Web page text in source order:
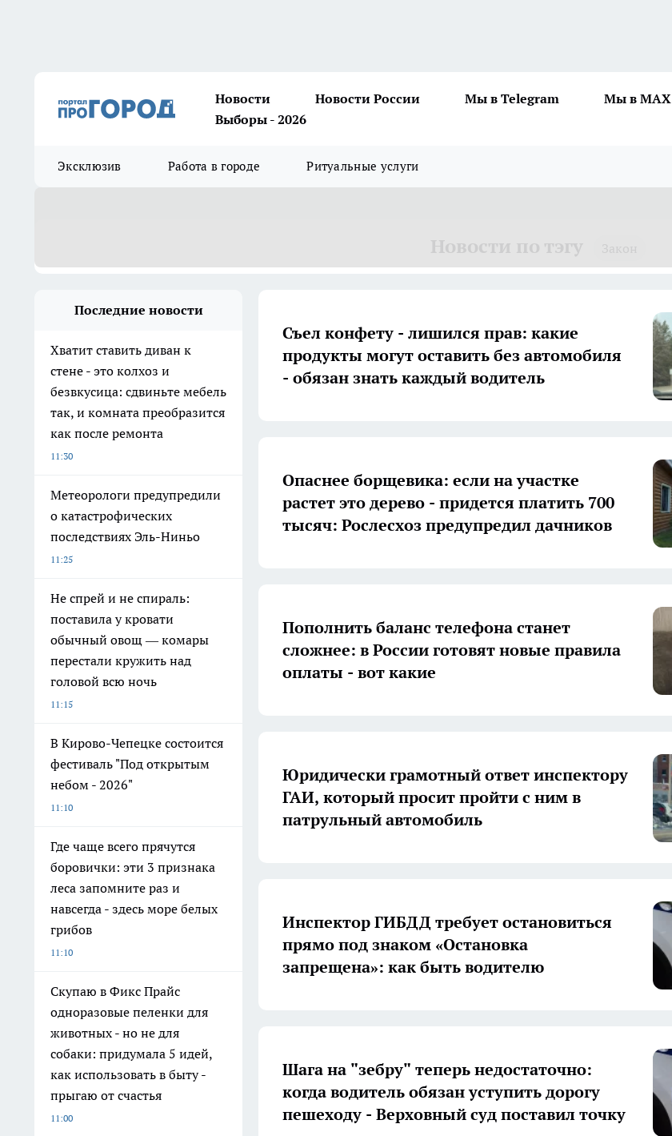
Новости Новости России Мы в Telegram Мы в MAX
Выборы - 2026
Эксклюзив Работа в городе Ритуальные услуги
Последние новости
Хватит ставить диван к
стене - это колхоз и
безвкусица: сдвиньте мебель
так, и комната преобразится
как после ремонта
11:30
Метеорологи предупредили
о катастрофических
последствиях Эль-Ниньо
11:25
Не спрей и не спираль:
поставила у кровати
обычный овощ — комары
перестали кружить над
головой всю ночь
11:15
В Кирово-Чепецке состоится
фестиваль "Под открытым
небом - 2026"
11:10
Где чаще всего прячутся
боровички: эти 3 признака
леса запомните раз и
навсегда - здесь море белых
грибов
11:10
Скупаю в Фикс Прайс
одноразовые пеленки для
животных - но не для
собаки: придумала 5 идей,
как использовать в быту -
прыгаю от счастья
11:00
Съел конфету - лишился прав: какие
продукты могут оставить без автомобиля
- обязан знать каждый водитель
Опаснее борщевика: если на участке
растет это дерево - придется платить 700
тысяч: Рослесхоз предупредил дачников
Пополнить баланс телефона станет
сложнее: в России готовят новые правила
оплаты - вот какие
Юридически грамотный ответ инспектору
ГАИ, который просит пройти с ним в
патрульный автомобиль
Инспектор ГИБДД требует остановиться
прямо под знаком «Остановка
запрещена»: как быть водителю
Шага на "зебру" теперь недостаточно:
когда водитель обязан уступить дорогу
пешеходу - Верховный суд поставил точку